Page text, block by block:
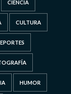
CIENCIA
CULTURA
HUMOR